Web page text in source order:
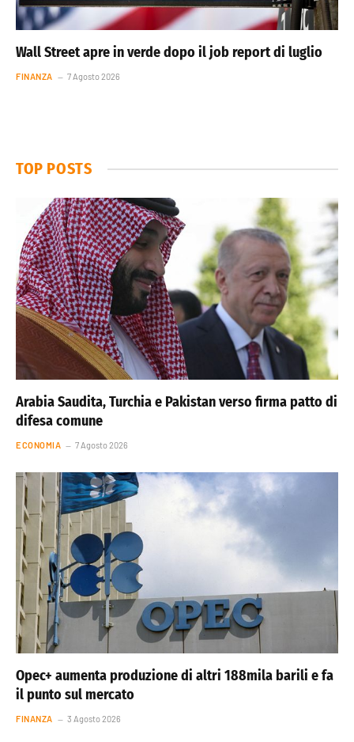
Wall Street apre in verde dopo il job report di luglio
FINANZA 7 Agosto 2026
TOP POSTS
Arabia Saudita, Turchia e Pakistan verso firma patto di
difesa comune
ECONOMIA 7 Agosto 2026
Opec+ aumenta produzione di altri 188mila barili e fa
il punto sul mercato
FINANZA 3 Agosto 2026